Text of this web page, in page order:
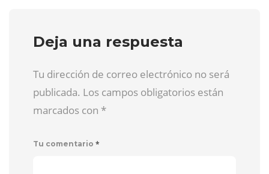
Deja una respuesta
Tu dirección de correo electrónico no será
publicada. Los campos obligatorios están
marcados con *
Tu comentario *